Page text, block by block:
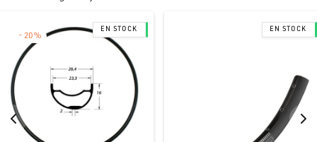
- 20 %